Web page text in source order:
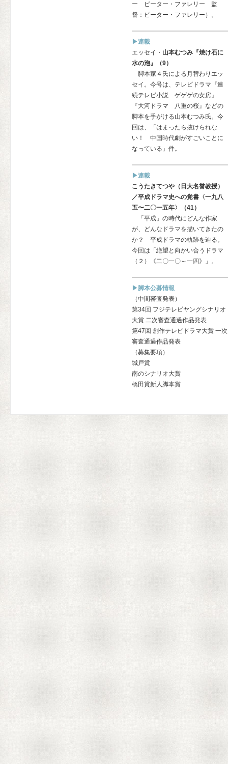
ー ピーター・ファレリー 監
督：ピーター・ファレリー）。
▶連載
エッセイ・ 山本むつみ『焼け石に
水の泡』（9）
脚本家４氏による月替わりエッ
セイ。今号は、テレビドラマ『連
続テレビ小説 ゲゲゲの女房』
『大河ドラマ 八重の桜』などの
脚本を手がける山本むつみ氏。今
回は、「はまったら抜けられな
い！ 中国時代劇がすごいことに
なっている」件。
▶連載
こうたきてつや（日大名誉教授）
／平成ドラマ史への覚書〈一九八
五〜二〇一五年〉（41）
「平成」の時代にどんな作家
が、どんなドラマを描いてきたの
か？ 平成ドラマの軌跡を辿る。
今回は「絶望と向かい合うドラマ
（２）《二〇一〇～一四》」。
▶脚本公募情報
（中間審査発表）
第34回 フジテレビヤングシナリオ
大賞 二次審査通過作品発表
第47回 創作テレビドラマ大賞 一次
審査通過作品発表
（募集要項）
城戸賞
南のシナリオ大賞
橋田賞新人脚本賞